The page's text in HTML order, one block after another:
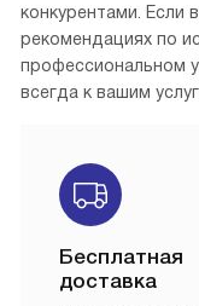
конкурентами. Если
рекомендациях по
профессиональном
всегда к вашим
Бесплатная
доставка